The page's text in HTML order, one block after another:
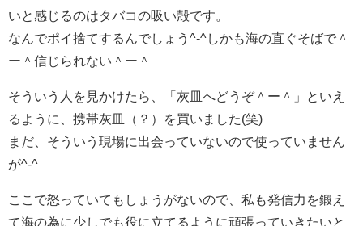
いと感じるのはタバコの吸い殻です。
なんでポイ捨てするんでしょう^-^しかも海の直ぐそばで＾
ー＾信じられない＾ー＾
そういう人を見かけたら、「灰皿へどうぞ＾ー＾」といえ
るように、携帯灰皿（？）を買いました(笑)
まだ、そういう現場に出会っていないので使っていません
が^-^
ここで怒っていてもしょうがないので、私も発信力を鍛え
て海の為に少しでも役に立てるように頑張っていきたいと